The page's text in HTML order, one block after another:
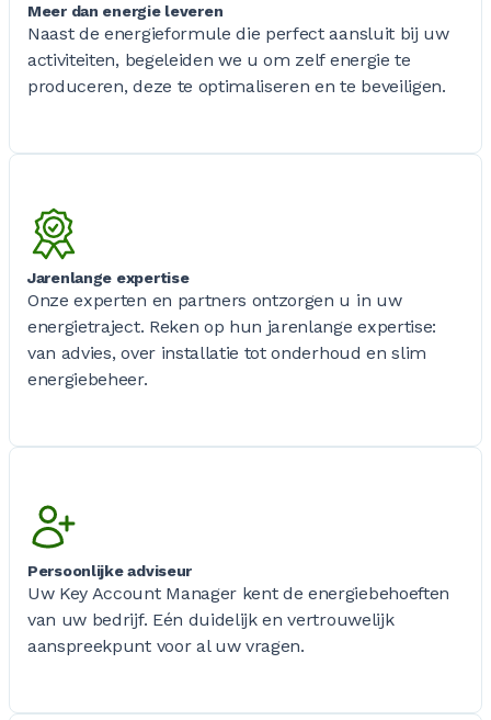
Meer dan energie leveren
Naast de energieformule die perfect aansluit bij uw
activiteiten, begeleiden we u om zelf energie te
produceren, deze te optimaliseren en te beveiligen.
Jarenlange expertise
Onze experten en partners ontzorgen u in uw
energietraject. Reken op hun jarenlange expertise:
van advies, over installatie tot onderhoud en slim
energiebeheer.
Persoonlijke adviseur
Uw Key Account Manager kent de energiebehoeften
van uw bedrijf. Eén duidelijk en vertrouwelijk
aanspreekpunt voor al uw vragen.